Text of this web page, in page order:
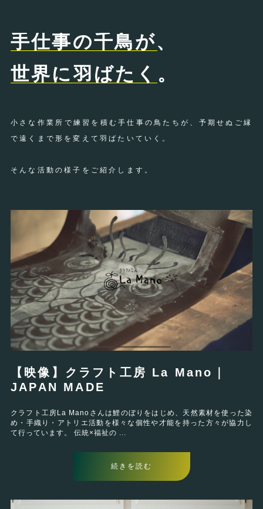
手仕事の千鳥が、
世界に羽ばたく。
小さな作業所で練習を積む手仕事の鳥たちが、予期せぬご縁
で遠くまで形を変えて羽ばたいていく。
そんな活動の様子をご紹介します。
【映像】クラフト工房 La Mano｜
JAPAN MADE
クラフト工房La Manoさんは鯉のぼりをはじめ、天然素材を使った染
め・手織り・アトリエ活動を様々な個性や才能を持った方々が協力し
て行っています。 伝統×福祉の ...
続きを読む